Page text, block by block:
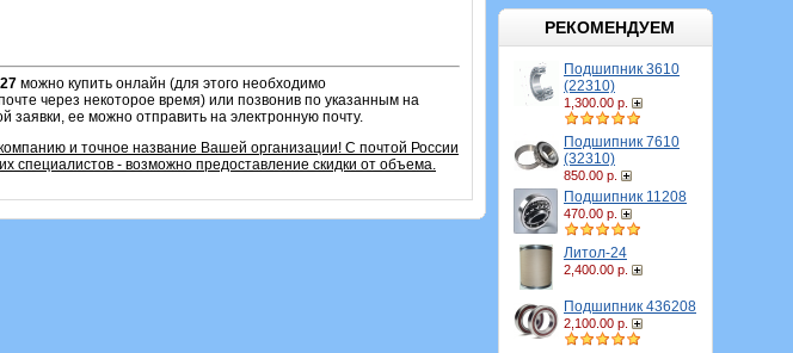
РЕКОМЕНДУЕМ
Подшипник 3610
(22310)
1,300.00 р.
Подшипник 7610
(32310)
850.00 р.
Подшипник 11208
470.00 р.
Литол-24
2,400.00 р.
Подшипник 436208
2,100.00 р.
можно купить онлайн (для этого необходимо
через некоторое время) или позвонив по указанным на
ее можно отправить на электронную почту.
и точное название Вашей организации! С почтой России
специалистов - возможно предоставление скидки от объема.